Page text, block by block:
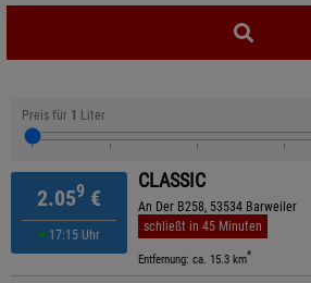
Preis für 1 Liter
2.059 €
17:15 Uhr
CLASSIC
An Der B258, 53534 Barweiler
schließt in 45 Minuten
Entfernung: ca. 15.3 km*